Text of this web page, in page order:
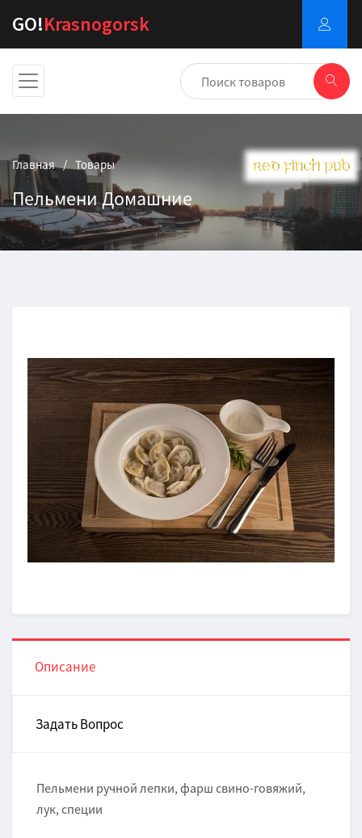
GO!Krasnogorsk
Главная Товары
Пельмени Домашние
Описание
Задать Вопрос
Пельмени ручной лепки, фарш cвинo-говяжий,
лук, специи